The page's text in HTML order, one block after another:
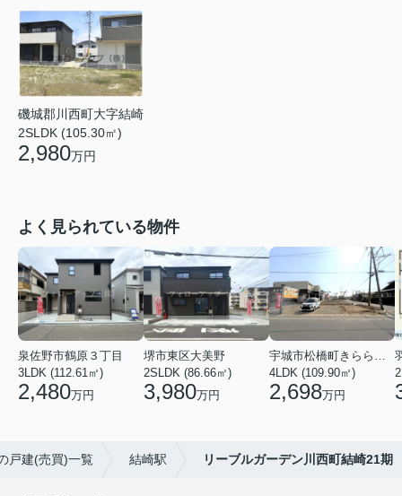
磯城郡川西町大字結崎
2SLDK (105.30㎡)
2,980万円
よく見られている物件
泉佐野市鶴原３丁目
3LDK (112.61㎡)
2,480万円
堺市東区大美野
2SLDK (86.66㎡)
3,980万円
4LDK (109.90㎡)
2,698万円
戸建(売買)一覧 結崎駅 リーブルガーデン川西町結崎21期